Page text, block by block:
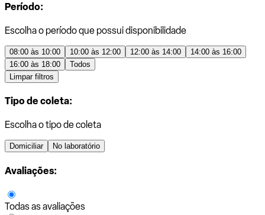
Período:
Escolha o período que possui disponibilidade
08:00 às 10:00 10:00 às 12:00 12:00 às 14:00
14:00 às 16:00
16:00 às 18:00
Todos
Limpar filtros
Tipo de coleta:
Escolha o tipo de coleta
Domiciliar No laboratório
Avaliações:
Todas as avaliações